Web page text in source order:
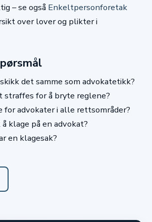
– se også Enkeltpersonforetak
over lover og plikter i
det samme som advokatetikk?
straffes for å bryte reglene?
for advokater i alle rettsområder?
klage på en advokat?
en klagesak?